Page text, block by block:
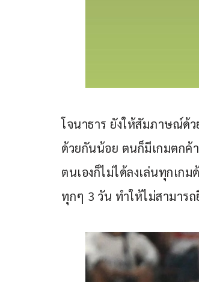
โจนาธาร ยังให้สัมภาษณ์ด้
ด้วยกันน้อย ตนก็มีเกมตกค้
ตนเองก็ไม่ได้ลงเล่นทุกเก
ทุกๆ 3 วัน ทำให้ไม่สามาร